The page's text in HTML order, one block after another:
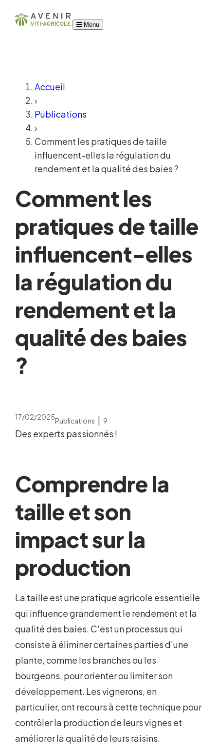
Menu
Accueil
›
Publications
›
Comment les pratiques de taille
influencent-elles la régulation du
rendement et la qualité des baies ?
Comment les
pratiques de taille
influencent-elles
la régulation du
rendement et la
qualité des baies
?
17/02/2025Publications | 9
Des experts passionnés !
Comprendre la
taille et son
impact sur la
production
La taille est une pratique agricole essentielle
qui influence grandement le rendement et la
qualité des baies. C'est un processus qui
consiste à éliminer certaines parties d'une
plante, comme les branches ou les
bourgeons, pour orienter ou limiter son
développement. Les vignerons, en
particulier, ont recours à cette technique pour
contrôler la production de leurs vignes et
améliorer la qualité de leurs raisins.